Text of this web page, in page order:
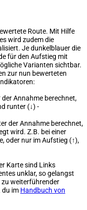
Route. Mit Hilfe
wird zudem die
Je dunkelblauer die
für den Aufstieg mit
Varianten sichtbar.
zur nun bewerteten
Annahme berechnet,
runter (↓) -
der Annahme berechnet,
wird. Z.B. bei einer
oder nur im Aufstieg (↑),
Karte sind Links
unklar, so gelangst
zu weiterführender
du im Handbuch von